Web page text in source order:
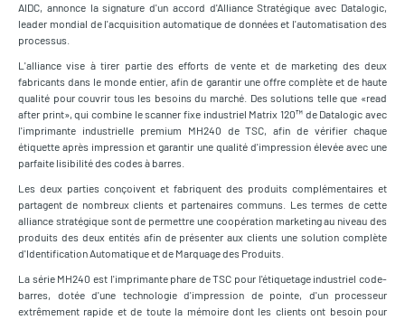
AIDC, annonce la signature d'un accord d'Alliance Stratégique avec Datalogic,
leader mondial de l'acquisition automatique de données et l'automatisation des
processus.
L'alliance vise à tirer partie des efforts de vente et de marketing des deux
fabricants dans le monde entier, afin de garantir une offre complète et de haute
qualité pour couvrir tous les besoins du marché. Des solutions telle que «read
after print», qui combine le scanner fixe industriel Matrix 120™ de Datalogic avec
l'imprimante industrielle premium MH240 de TSC, afin de vérifier chaque
étiquette après impression et garantir une qualité d'impression élevée avec une
parfaite lisibilité des codes à barres.
Les deux parties conçoivent et fabriquent des produits complémentaires et
partagent de nombreux clients et partenaires communs. Les termes de cette
alliance stratégique sont de permettre une coopération marketing au niveau des
produits des deux entités afin de présenter aux clients une solution complète
d'Identification Automatique et de Marquage des Produits.
La série MH240 est l'imprimante phare de TSC pour l'étiquetage industriel code-
barres, dotée d'une technologie d'impression de pointe, d'un processeur
extrêmement rapide et de toute la mémoire dont les clients ont besoin pour